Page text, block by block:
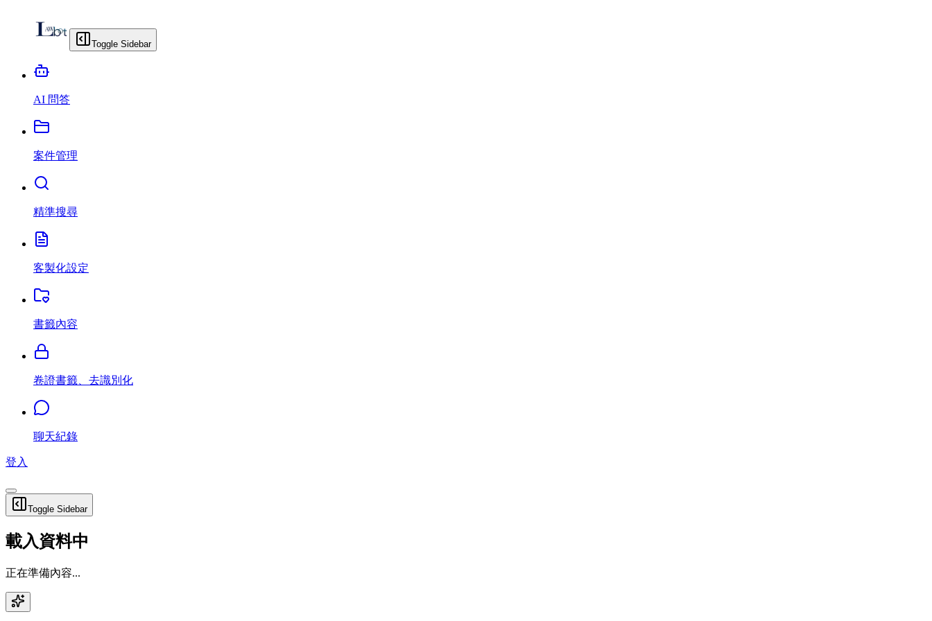
Toggle Sidebar
AI 問答
案件管理
精準搜尋
客製化設定
書籤內容
卷證書籤、去識別化
聊天紀錄
登入
Toggle Sidebar
載入資料中
正在準備內容...